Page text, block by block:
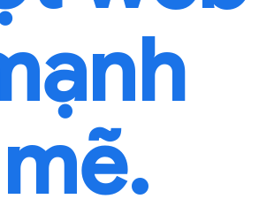
mẽ.